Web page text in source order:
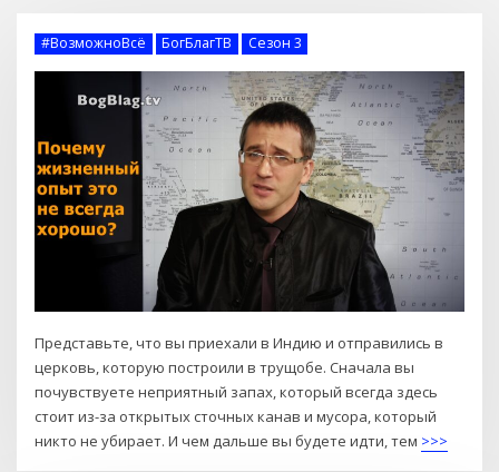
#ВозможноВсё БогБлагТВ Сезон 3
Представьте, что вы приехали в Индию и отправились в
церковь, которую построили в трущобе. Сначала вы
почувствуете неприятный запах, который всегда здесь
стоит из-за открытых сточных канав и мусора, который
никто не убирает. И чем дальше вы будете идти, тем >>>